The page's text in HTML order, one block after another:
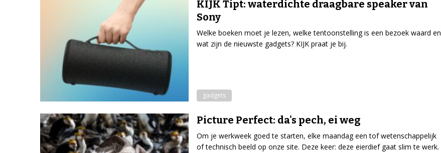
KIJK Tipt: waterdichte draagbare speaker van
Sony
Welke boeken moet je lezen, welke tentoonstelling is een bezoek waard en
wat zijn de nieuwste gadgets? KIJK praat je bij.
gadgets
Picture Perfect: da's pech, ei weg
Om je werkweek goed te starten, elke maandag een tof wetenschappelijk
of technisch beeld op onze site. Deze keer: deze eierdief gaat slim te werk.